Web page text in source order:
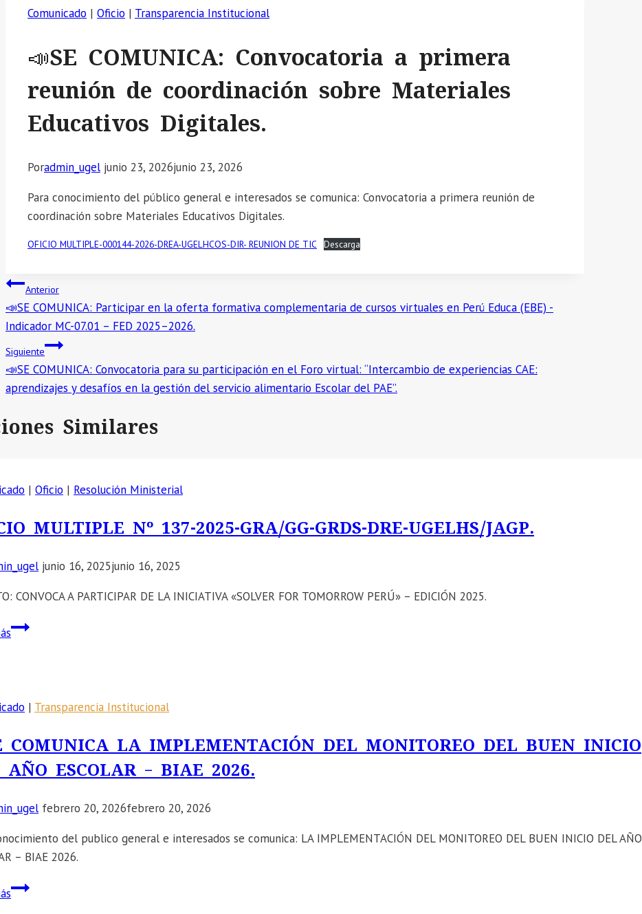
Comunicado | Oficio | Transparencia Institucional
📣SE COMUNICA: Convocatoria a primera
reunión de coordinación sobre Materiales
Educativos Digitales.
Poradmin_ugel junio 23, 2026junio 23, 2026
Para conocimiento del público general e interesados se comunica: Convocatoria a primera reunión de
coordinación sobre Materiales Educativos Digitales.
OFICIO MULTIPLE-000144-2026-DREA-UGELHCOS-DIR- REUNION DE TIC Descarga
Navegación
de
entradas
Anterior
📣SE COMUNICA: Participar en la oferta formativa complementaria de cursos virtuales en Perú Educa (EBE) -
Indicador MC-07.01 – FED 2025–2026.
Siguiente
📣SE COMUNICA: Convocatoria para su participación en el Foro virtual: “Intercambio de experiencias CAE:
aprendizajes y desafíos en la gestión del servicio alimentario Escolar del PAE”.
Similares
| Oficio | Resolución Ministerial
MULTIPLE Nº 137-2025-GRA/GG-GRDS-DRE-UGELHS/JAGP.
junio 16, 2025junio 16, 2025
CONVOCA A PARTICIPAR DE LA INICIATIVA «SOLVER FOR TOMORROW PERÚ» – EDICIÓN 2025.
OFICIO
2025-
GRA/GG-
GRDS-
DRE-
UGELHS/JAGP.
| Transparencia Institucional
COMUNICA LA IMPLEMENTACIÓN DEL MONITOREO DEL BUEN INICIO
AÑO ESCOLAR – BIAE 2026.
febrero 20, 2026febrero 20, 2026
del publico general e interesados se comunica: LA IMPLEMENTACIÓN DEL MONITOREO DEL BUEN INICIO DEL AÑO
– BIAE 2026.
📣